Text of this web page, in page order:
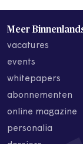
Meer
vacatures
events
whitepapers
abonnementen
online magazine
personalia